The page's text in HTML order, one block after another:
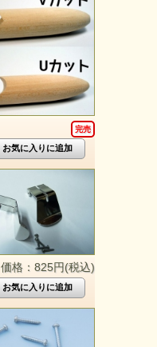
完売
価格：825円(税込)